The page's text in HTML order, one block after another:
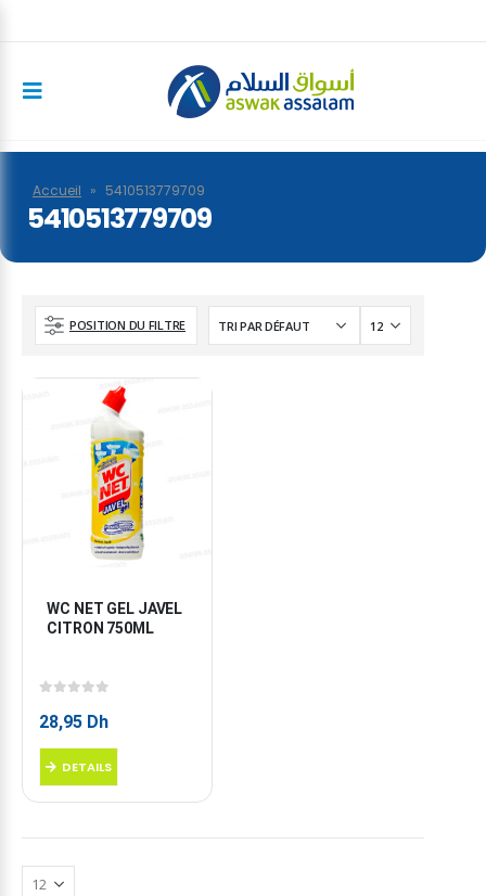
Accueil » 5410513779709
5410513779709
POSITION DU FILTRE
WC NET GEL JAVEL
CITRON 750ML
28,95 Dh
DETAILS